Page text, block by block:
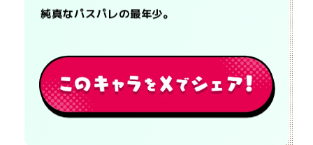
純真なパスパレの最年少。